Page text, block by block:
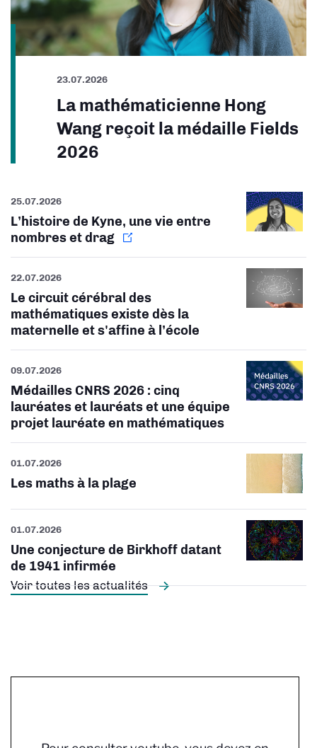
Voir toutes les actualités
23.07.2026
La mathématicienne Hong
Wang reçoit la médaille Fields
2026
25.07.2026
L’histoire de Kyne, une vie entre
nombres et drag
22.07.2026
Le circuit cérébral des
mathématiques existe dès la
maternelle et s'affine à l’école
09.07.2026
Médailles CNRS 2026 : cinq
lauréates et lauréats et une équipe
projet lauréate en mathématiques
01.07.2026
Les maths à la plage
01.07.2026
Une conjecture de Birkhoff datant
de 1941 infirmée